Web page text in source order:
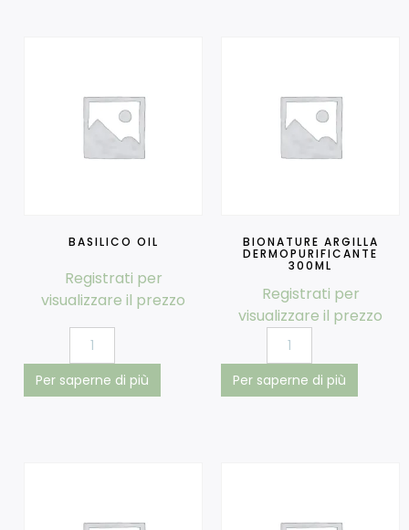
BASILICO OIL
Registrati per
visualizzare il prezzo
Per saperne di più
BIONATURE ARGILLA
DERMOPURIFICANTE
300ML
Registrati per
visualizzare il prezzo
Per saperne di più